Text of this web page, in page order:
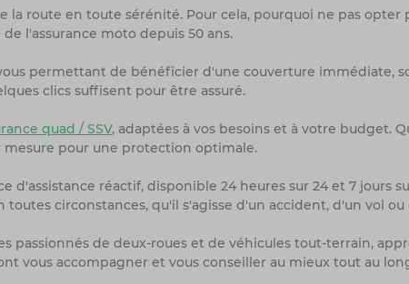
route en toute sérénité. Pour cela, pourquoi ne pas opter
l'assurance moto depuis 50 ans.
permettant de bénéficier d'une couverture immédiate,
clics suffisent pour être assuré.
quad / SSV, adaptées à vos besoins et à votre budget.
mesure pour une protection optimale.
d'assistance réactif, disponible 24 heures sur 24 et 7 jours
circonstances, qu'il s'agisse d'un accident, d'un vol
passionnés de deux-roues et de véhicules tout-terrain,
vous accompagner et vous conseiller au mieux tout au